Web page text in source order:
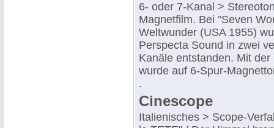
6- oder 7-Kanal >
Magnetfilm. Bei "Seven
Weltwunder (USA 1955)
Perspecta Sound in zwei
Kanäle entstanden. Mit
wurde auf 6-Spur-
.
Cinescope
Italienisches > Scope-